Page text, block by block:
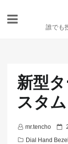
誰でも
新型
スタ
mr.tencho
P
o
Dial Hand